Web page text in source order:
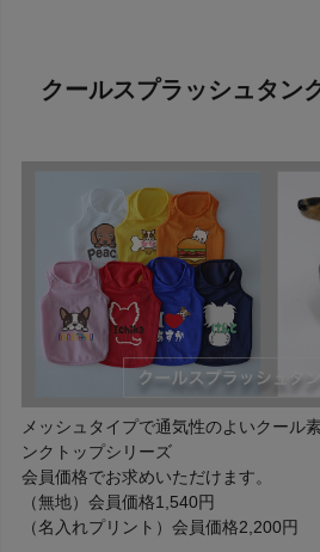
クールスプラッシュタン
メッシュタイプで通気性のよいクール
ンクトップシリーズ
会員価格でお求めいただけます。
（無地）会員価格1,540円
（名入れプリント）会員価格2,200円